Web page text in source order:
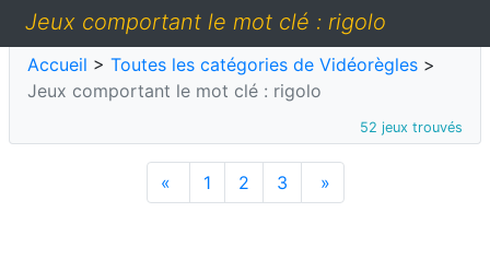
Jeux comportant le mot clé : rigolo
Accueil > Toutes les catégories de Vidéorègles >
Jeux comportant le mot clé : rigolo
52 jeux trouvés
« 1 2 3 »